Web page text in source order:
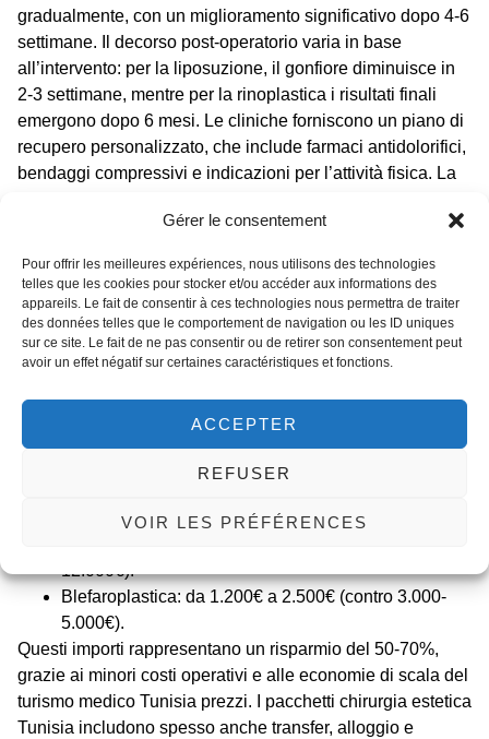
Gérer le consentement
Pour offrir les meilleures expériences, nous utilisons des technologies
telles que les cookies pour stocker et/ou accéder aux informations des
appareils. Le fait de consentir à ces technologies nous permettra de traiter
des données telles que le comportement de navigation ou les ID uniques
sur ce site. Le fait de ne pas consentir ou de retirer son consentement peut
avoir un effet négatif sur certaines caractéristiques et fonctions.
ACCEPTER
REFUSER
VOIR LES PRÉFÉRENCES
gradualmente, con un miglioramento significativo dopo 4-6
settimane. Il decorso post-operatorio varia in base
all’intervento: per la liposuzione, il gonfiore diminuisce in
2-3 settimane, mentre per la rinoplastica i risultati finali
emergono dopo 6 mesi. Le cliniche forniscono un piano di
recupero personalizzato, che include farmaci antidolorifici,
bendaggi compressivi e indicazioni per l’attività fisica. La
anche ai controlli post-operatori, che sono inclusi nel
I costi rimangono il punto di forza principale. Ecco una
panoramica dei prezzi medi per interventi comuni in
Tunisia, rispetto ai costi europei:
6.000-10.000€).
12.000€).
Blefaroplastica: da 1.200€ a 2.500€ (contro 3.000-
5.000€).
Questi importi rappresentano un risparmio del 50-70%,
grazie ai minori costi operativi e alle economie di scala del
turismo medico Tunisia prezzi. I pacchetti chirurgia estetica
Tunisia includono spesso anche transfer, alloggio e